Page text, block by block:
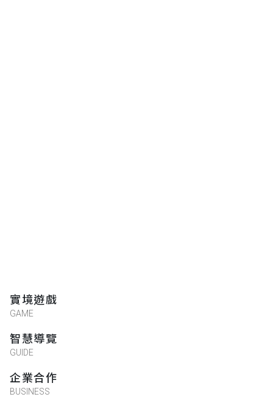
實境遊戲
GAME
智慧導覽
GUIDE
企業合作
BUSINESS